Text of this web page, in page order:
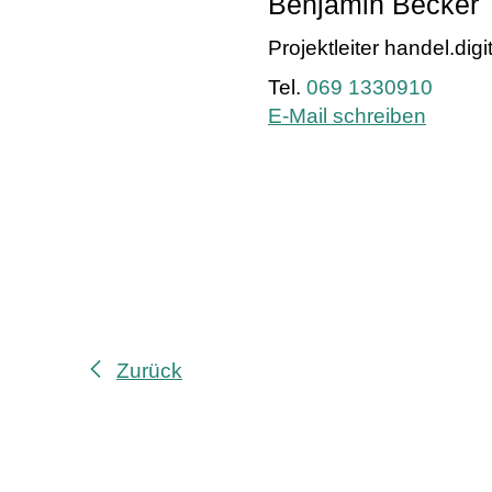
Projektleiter
069 1330910
E-Mail schreiben
Zurück